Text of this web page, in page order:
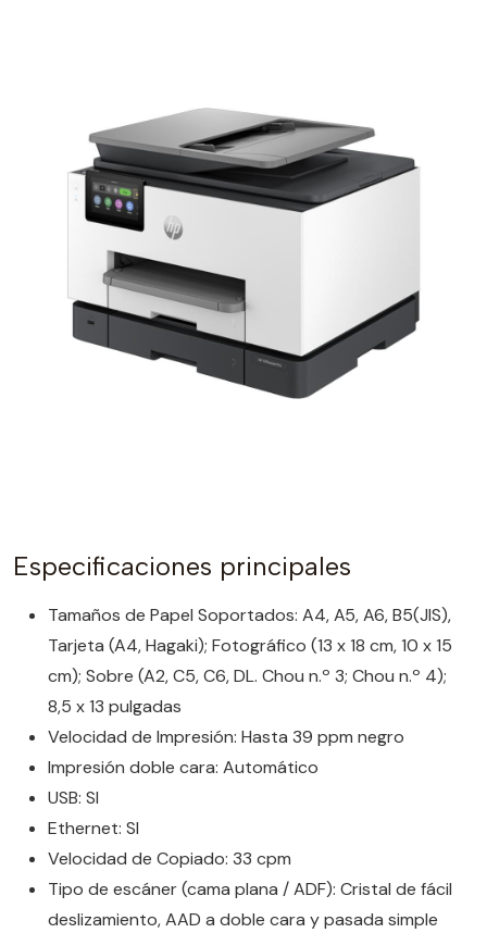
Especificaciones principales
Tamaños de Papel Soportados: A4, A5, A6, B5(JIS),
Tarjeta (A4, Hagaki); Fotográfico (13 x 18 cm, 10 x 15
cm); Sobre (A2, C5, C6, DL. Chou n.º 3; Chou n.º 4);
8,5 x 13 pulgadas
Velocidad de Impresión: Hasta 39 ppm negro
Impresión doble cara: Automático
USB: SI
Ethernet: SI
Velocidad de Copiado: 33 cpm
Tipo de escáner (cama plana / ADF): Cristal de fácil
deslizamiento, AAD a doble cara y pasada simple